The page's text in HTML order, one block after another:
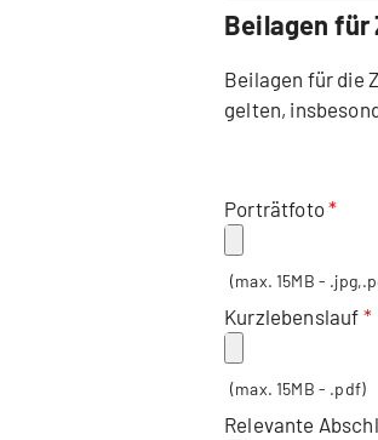
Beilagen für
Beilagen für die
gelten,
Porträtfoto
(max. 15MB -
Kurzlebenslauf
(max. 15MB - .pdf)
Relevante